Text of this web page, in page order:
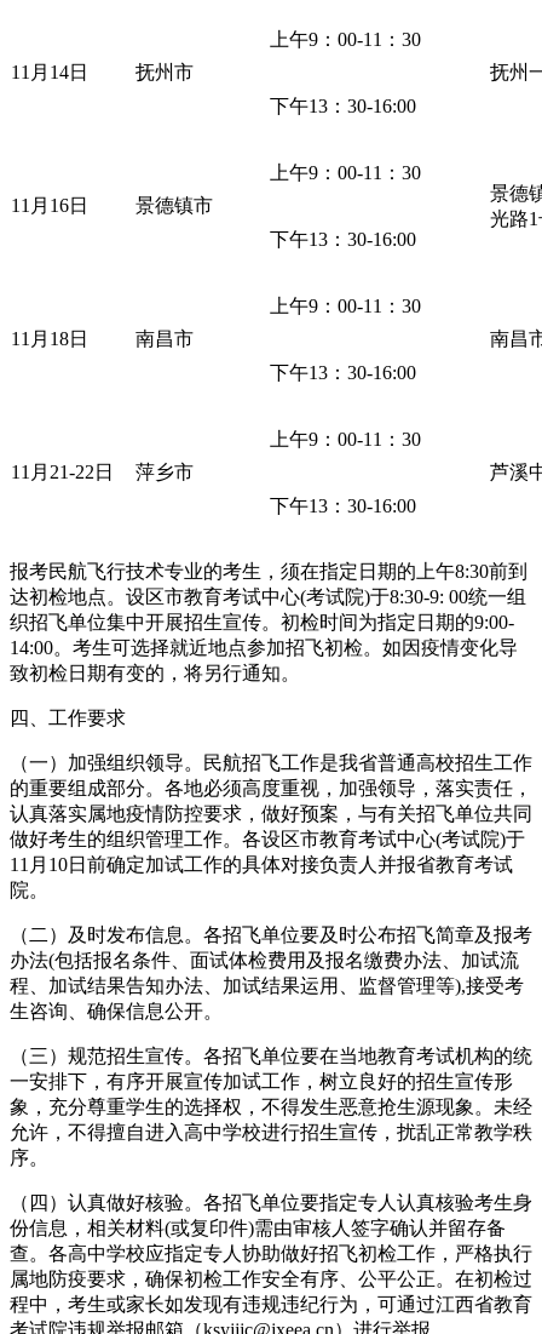
11月14日 抚州市
上午9：00-11：30
抚州
下午13：30-16:00
11月16日 景德镇市
上午9：00-11：30
景德
光路
下午13：30-16:00
11月18日 南昌市
上午9：00-11：30
南昌
下午13：30-16:00
11月21-22日 萍乡市
上午9：00-11：30
芦溪
下午13：30-16:00
报考民航飞行技术专业的考生，须在指定日期的上午8:30前到
达初检地点。设区市教育考试中心(考试院)于8:30-9: 00统一组
织招飞单位集中开展招生宣传。初检时间为指定日期的9:00-
14:00。考生可选择就近地点参加招飞初检。如因疫情变化导
致初检日期有变的，将另行通知。
四、工作要求
（一）加强组织领导。民航招飞工作是我省普通高校招生工作
的重要组成部分。各地必须高度重视，加强领导，落实责任，
认真落实属地疫情防控要求，做好预案，与有关招飞单位共同
做好考生的组织管理工作。各设区市教育考试中心(考试院)于
11月10日前确定加试工作的具体对接负责人并报省教育考试
院。
（二）及时发布信息。各招飞单位要及时公布招飞简章及报考
办法(包括报名条件、面试体检费用及报名缴费办法、加试流
程、加试结果告知办法、加试结果运用、监督管理等),接受考
生咨询、确保信息公开。
（三）规范招生宣传。各招飞单位要在当地教育考试机构的统
一安排下，有序开展宣传加试工作，树立良好的招生宣传形
象，充分尊重学生的选择权，不得发生恶意抢生源现象。未经
允许，不得擅自进入高中学校进行招生宣传，扰乱正常教学秩
序。
（四）认真做好核验。各招飞单位要指定专人认真核验考生身
份信息，相关材料(或复印件)需由审核人签字确认并留存备
查。各高中学校应指定专人协助做好招飞初检工作，严格执行
属地防疫要求，确保初检工作安全有序、公平公正。在初检过
程中，考生或家长如发现有违规违纪行为，可通过江西省教育